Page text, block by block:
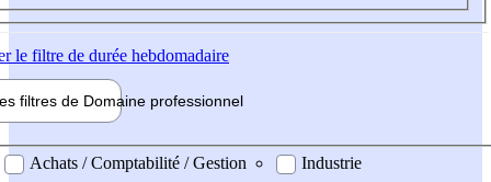
le filtre de durée hebdomadaire
filtres de Domaine professionnel
professionel
Achats / Comptabilité / Gestion
Industrie